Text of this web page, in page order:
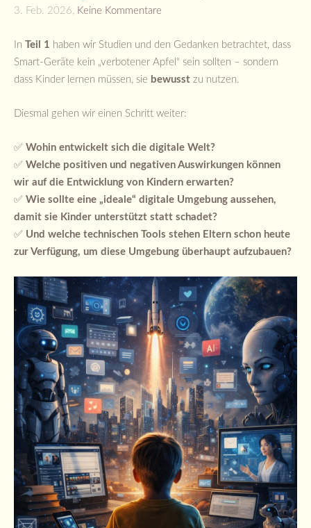
3. Feb. 2026, Keine Kommentare
In Teil 1 haben wir Studien und den Gedanken betrachtet, dass
Smart-Geräte kein „verbotener Apfel“ sein sollten – sondern
dass Kinder lernen müssen, sie bewusst zu nutzen.
Diesmal gehen wir einen Schritt weiter:
✅ Wohin entwickelt sich die digitale Welt?
✅ Welche positiven und negativen Auswirkungen können
wir auf die Entwicklung von Kindern erwarten?
✅ Wie sollte eine „ideale“ digitale Umgebung aussehen,
damit sie Kinder unterstützt statt schadet?
✅ Und welche technischen Tools stehen Eltern schon heute
zur Verfügung, um diese Umgebung überhaupt aufzubauen?